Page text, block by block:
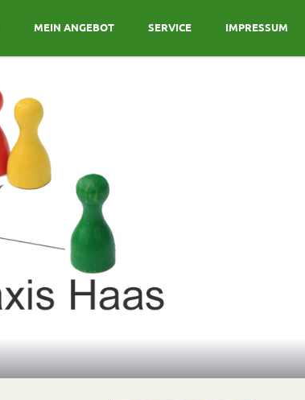
MEIN ANGEBOT SERVICE IMPRESSUM